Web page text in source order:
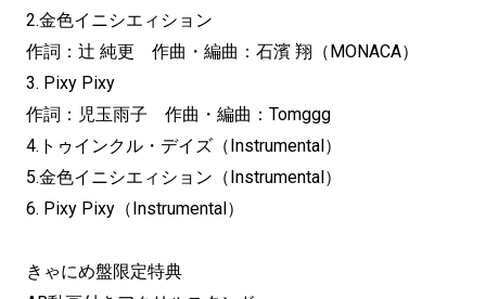
2.金色イニシエィション
作詞：辻 純更 作曲・編曲：石濱 翔（MONACA）
3. Pixy Pixy
作詞：児玉雨子 作曲・編曲：Tomggg
4.トゥインクル・デイズ（Instrumental）
5.金色イニシエィション（Instrumental）
6. Pixy Pixy（Instrumental）
きゃにめ盤限定特典